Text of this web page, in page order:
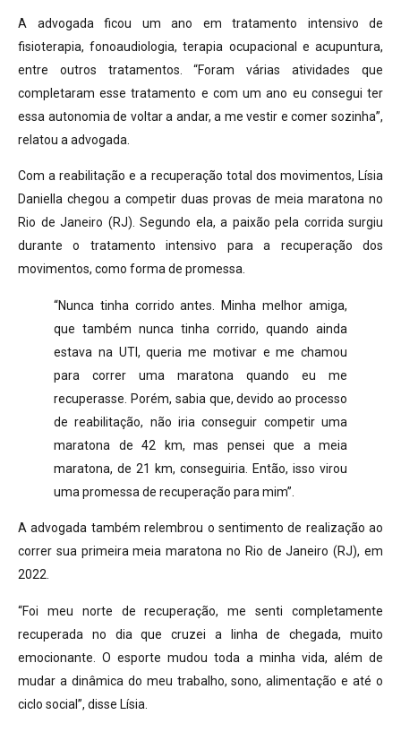
A advogada ficou um ano em tratamento intensivo de
fisioterapia, fonoaudiologia, terapia ocupacional e acupuntura,
entre outros tratamentos. “Foram várias atividades que
completaram esse tratamento e com um ano eu consegui ter
essa autonomia de voltar a andar, a me vestir e comer sozinha”,
relatou a advogada.
Com a reabilitação e a recuperação total dos movimentos, Lísia
Daniella chegou a competir duas provas de meia maratona no
Rio de Janeiro (RJ). Segundo ela, a paixão pela corrida surgiu
durante o tratamento intensivo para a recuperação dos
movimentos, como forma de promessa.
“Nunca tinha corrido antes. Minha melhor amiga,
que também nunca tinha corrido, quando ainda
estava na UTI, queria me motivar e me chamou
para correr uma maratona quando eu me
recuperasse. Porém, sabia que, devido ao processo
de reabilitação, não iria conseguir competir uma
maratona de 42 km, mas pensei que a meia
maratona, de 21 km, conseguiria. Então, isso virou
uma promessa de recuperação para mim”.
A advogada também relembrou o sentimento de realização ao
correr sua primeira meia maratona no Rio de Janeiro (RJ), em
2022.
“Foi meu norte de recuperação, me senti completamente
recuperada no dia que cruzei a linha de chegada, muito
emocionante. O esporte mudou toda a minha vida, além de
mudar a dinâmica do meu trabalho, sono, alimentação e até o
ciclo social”, disse Lísia.